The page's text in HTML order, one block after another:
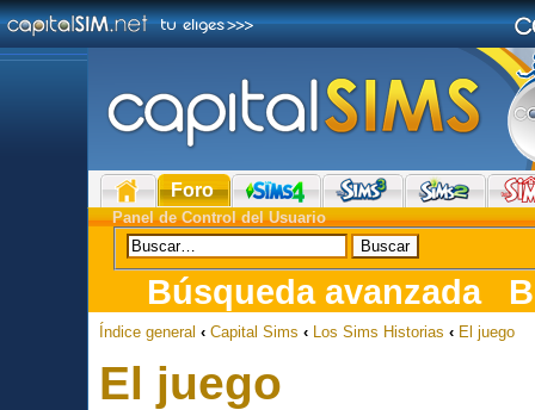
Foro
Panel de Control del Usuario
Búsqueda avanzada
Índice general ‹ Capital Sims ‹ Los Sims Historias ‹ El juego
El juego